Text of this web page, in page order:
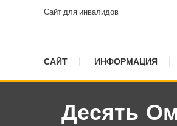
Сайт для инвалидов
САЙТ ИНФОРМАЦИЯ
Десять